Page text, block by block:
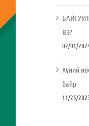
ВЭ?
02/01/
Хүний
байр
11/25/